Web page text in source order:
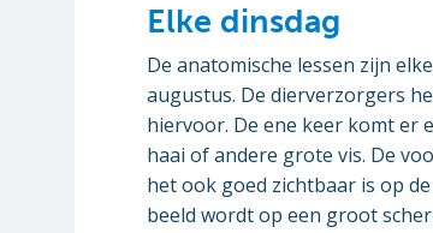
Elke dinsdag
De anatomische lessen zijn
augustus. De dierverzorgers
hiervoor. De ene keer komt er
haai of andere grote vis. De
het ook goed zichtbaar is op
beeld wordt op een groot